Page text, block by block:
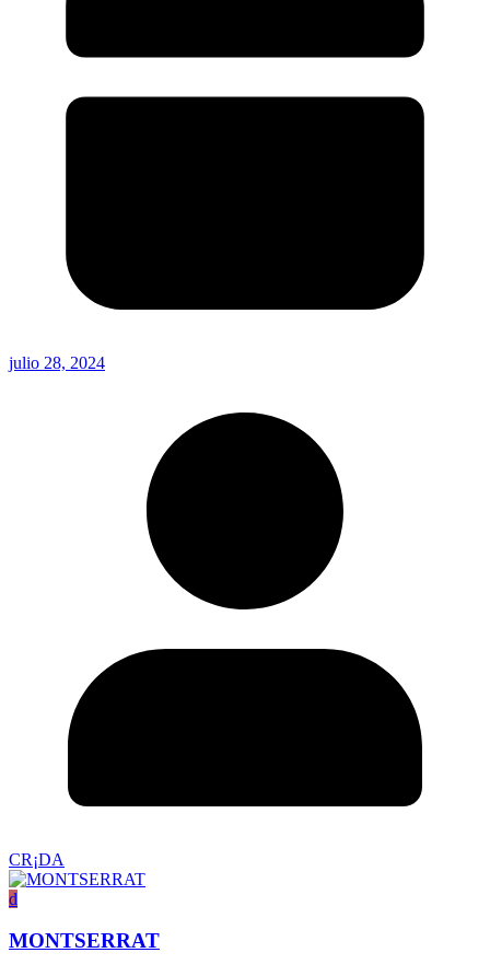
julio 28, 2024
CR¡DA
d
MONTSERRAT